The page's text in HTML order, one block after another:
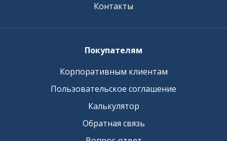
Контакты
Покупателям
Корпоративным клиентам
Пользовательское соглашение
Калькулятор
Обратная связь